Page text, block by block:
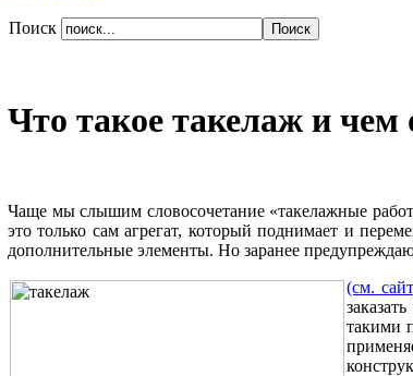
Поиск
Что такое такелаж и чем
Чаще мы слышим словосочетание «такелажные
это только сам агрегат, который поднимает и
дополнительные элементы. Но заранее
(см.
такими